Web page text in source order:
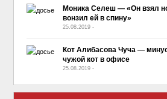
Моника Селеш — «Он взял
вонзил ей в спину»
25.08.2019 -
Кот Алибасова Чуча —
чужой кот в офисе
25.08.2019 -